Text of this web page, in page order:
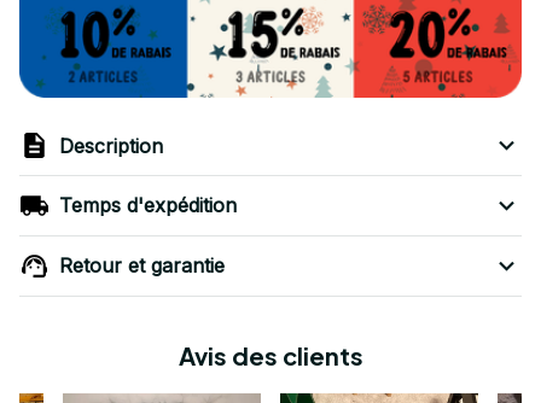
Description
Temps d'expédition
Retour et garantie
Avis des clients